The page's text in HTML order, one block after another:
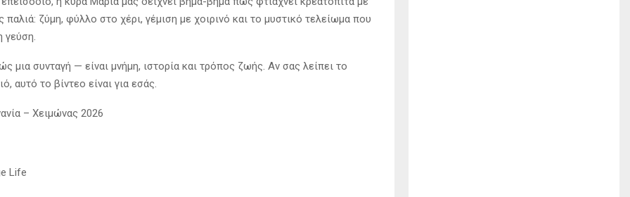
παλιά: ζύμη, φύλλο στο χέρι, γέμιση με χοιρινό και το μυστικό τελείωμα που
γεύση.
μια συνταγή — είναι μνήμη, ιστορία και τρόπος ζωής. Αν σας λείπει το
αυτό το βίντεο είναι για εσάς.
– Χειμώνας 2026
Life